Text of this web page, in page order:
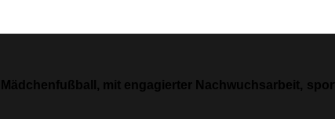
mit engagierter Nachwuchsarbeit,